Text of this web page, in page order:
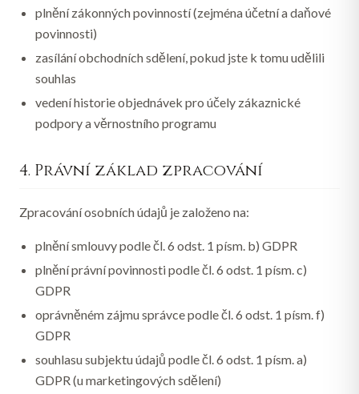
plnění zákonných povinností (zejména účetní a daňové
povinnosti)
zasílání obchodních sdělení, pokud jste k tomu udělili
souhlas
vedení historie objednávek pro účely zákaznické
podpory a věrnostního programu
4. Právní základ zpracování
Zpracování osobních údajů je založeno na:
plnění smlouvy podle čl. 6 odst. 1 písm. b) GDPR
plnění právní povinnosti podle čl. 6 odst. 1 písm. c)
GDPR
oprávněném zájmu správce podle čl. 6 odst. 1 písm. f)
GDPR
souhlasu subjektu údajů podle čl. 6 odst. 1 písm. a)
GDPR (u marketingových sdělení)